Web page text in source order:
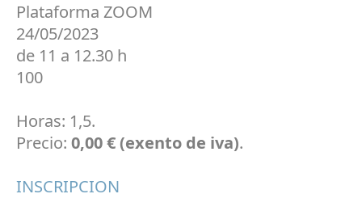
Plataforma ZOOM
24/05/2023
de 11 a 12.30 h
100
Horas: 1,5.
Precio: 0,00 € (exento de iva).
INSCRIPCION